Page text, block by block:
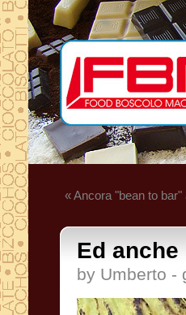
« Ancora "bean to
Ed
by Umberto -